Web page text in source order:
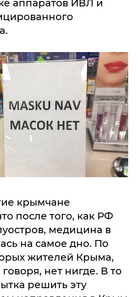
аппаратов ИВЛ и
крымчане
после того, как РФ
медицина в
на самое дно. По
жителей Крыма,
нет нигде. В то
решить эту